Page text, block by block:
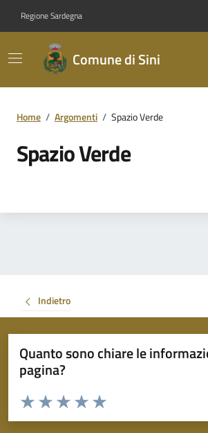
Regione Sardegna
Comune di Sini
Home / Argomenti / Spazio Verde
Spazio Verde
Indietro
Quanto sono chiare le
pagina?
Valuta da 1 a 5 stelle la pagina
Valuta 5 stelle su 5
Valuta 4 stelle su 5
Valuta 3 stelle su 5
Valuta 2 stelle su 5
Valuta 1 stelle su 5